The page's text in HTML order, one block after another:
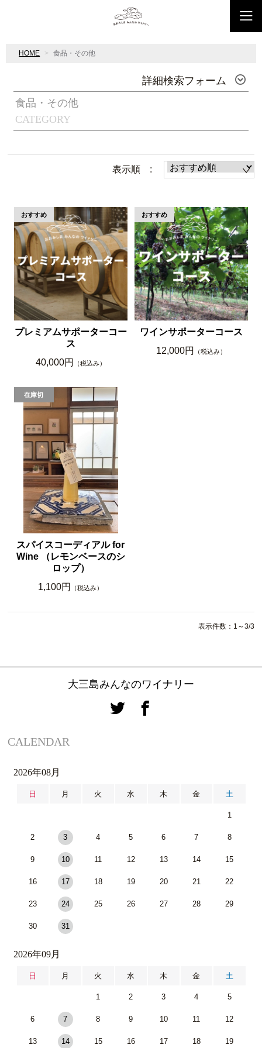
HOME 食品・その他
詳細検索フォーム
CATEGORY
食品・その他
表示順 :
プレミアムサポーターコー
ス
40,000円
（税込み）
ワインサポーターコース
12,000円
（税込み）
スパイスコーディアル for
Wine （レモンベースのシ
ロップ）
1,100円
（税込み）
表示件数：1～3/3
大三島みんなのワイナリー
CALENDAR
2026年08月
日 月 火 水 木 金 土
1
2 3 4 5 6 7 8
9 10 11 12 13 14 15
16 17 18 19 20 21 22
23 24 25 26 27 28 29
30 31
2026年09月
日 月 火 水 木 金 土
1 2 3 4 5
6 7 8 9 10 11 12
13 14 15 16 17 18 19